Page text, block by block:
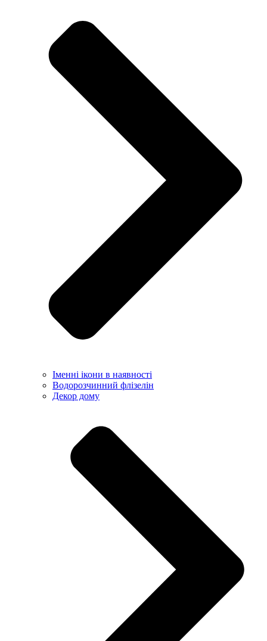
Іменні ікони в наявності
Водорозчинний флізелін
Декор дому